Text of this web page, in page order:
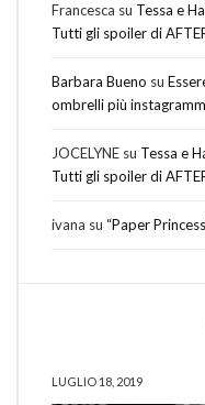
Francesca su Tessa e
Tutti gli spoiler di
Barbara Bueno su
ombrelli più
JOCELYNE su Tessa e
Tutti gli spoiler di
ivana su “Paper
LUGLIO 18, 2019